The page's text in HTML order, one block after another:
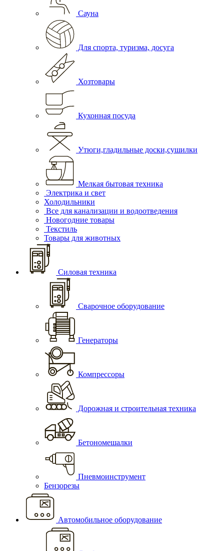
Сауна
Для спорта, туризма, досуга
Хозтовары
Кухонная посуда
Утюги,гладильные доски,сушилки
Мелкая бытовая техника
Электрика и свет
Холодильники
Все для канализации и водоотведения
Новогодние товары
Текстиль
Товары для животных
Силовая техника
Сварочное оборудование
Генераторы
Компрессоры
Дорожная и строительная техника
Бетономешалки
Пневмоинструмент
Бензорезы
Автомобильное оборудование